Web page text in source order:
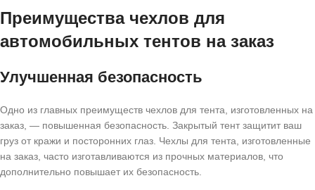
Преимущества чехлов для
автомобильных тентов на заказ
Улучшенная безопасность
Одно из главных преимуществ чехлов для тента, изготовленных на
заказ, — повышенная безопасность. Закрытый тент защитит ваш
груз от кражи и посторонних глаз. Чехлы для тента, изготовленные
на заказ, часто изготавливаются из прочных материалов, что
дополнительно повышает их безопасность.